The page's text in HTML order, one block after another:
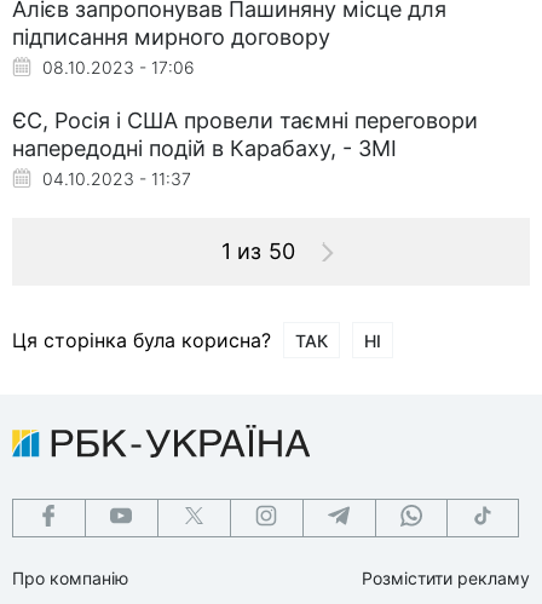
Алієв запропонував Пашиняну місце для
підписання мирного договору
08.10.2023 - 17:06
ЄС, Росія і США провели таємні переговори
напередодні подій в Карабаху, - ЗМІ
04.10.2023 - 11:37
1 из 50
Ця сторінка була корисна? ТАК НІ
Про компанію
Розмістити рекламу